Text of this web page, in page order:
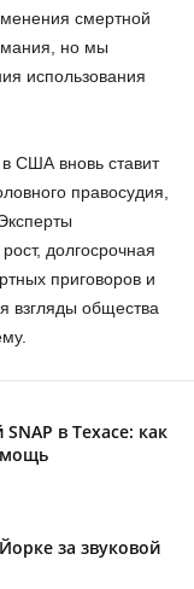
смертной
но мы
использования
США вновь ставит
правосудия,
долгосрочная
приговоров и
взгляды общества
в Техасе: как
за звуковой